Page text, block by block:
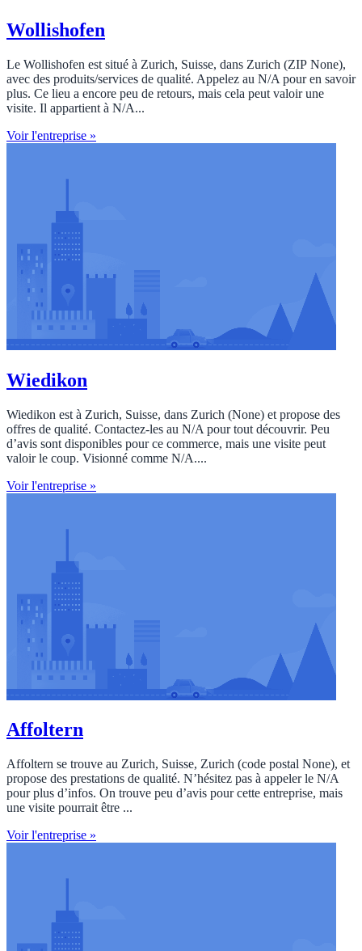
Wollishofen
Le Wollishofen est situé à Zurich, Suisse, dans Zurich (ZIP None),
avec des produits/services de qualité. Appelez au N/A pour en savoir
plus. Ce lieu a encore peu de retours, mais cela peut valoir une
visite. Il appartient à N/A...
Voir l'entreprise »
Wiedikon
Wiedikon est à Zurich, Suisse, dans Zurich (None) et propose des
offres de qualité. Contactez‑les au N/A pour tout découvrir. Peu
d’avis sont disponibles pour ce commerce, mais une visite peut
valoir le coup. Visionné comme N/A....
Voir l'entreprise »
Affoltern
Affoltern se trouve au Zurich, Suisse, Zurich (code postal None), et
propose des prestations de qualité. N’hésitez pas à appeler le N/A
pour plus d’infos. On trouve peu d’avis pour cette entreprise, mais
une visite pourrait être ...
Voir l'entreprise »